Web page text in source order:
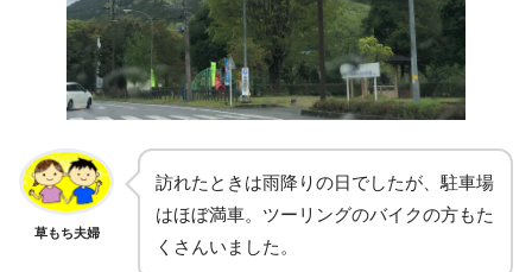
草もち夫婦
訪れたときは雨降りの日でしたが、駐車場
はほぼ満車。ツーリングのバイクの方もた
くさんいました。